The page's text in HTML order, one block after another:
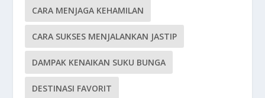
CARA MENJAGA KEHAMILAN
CARA SUKSES MENJALANKAN JASTIP
DAMPAK KENAIKAN SUKU BUNGA
DESTINASI FAVORIT